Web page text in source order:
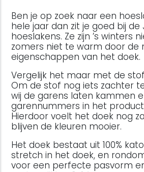
Ben je op zoek naar een
hele jaar dan zit je goed bij de
hoeslakens. Ze zijn ’s winters
zomers niet te warm door de
eigenschappen van het doek.
Vergelijk het maar met de
Om de stof nog iets zachter
wij de garens laten kammen
garennummers in het
Hierdoor voelt het doek nog
blijven de kleuren mooier.
Het doek bestaat uit 100%
stretch in het doek, en
voor een perfecte pasvorm